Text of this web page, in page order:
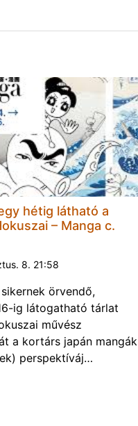
hétig látható a
– Manga c.
8. 21:58
örvendő,
ig látogatható tárlat
művész
a kortárs japán mangák
perspektíváj…